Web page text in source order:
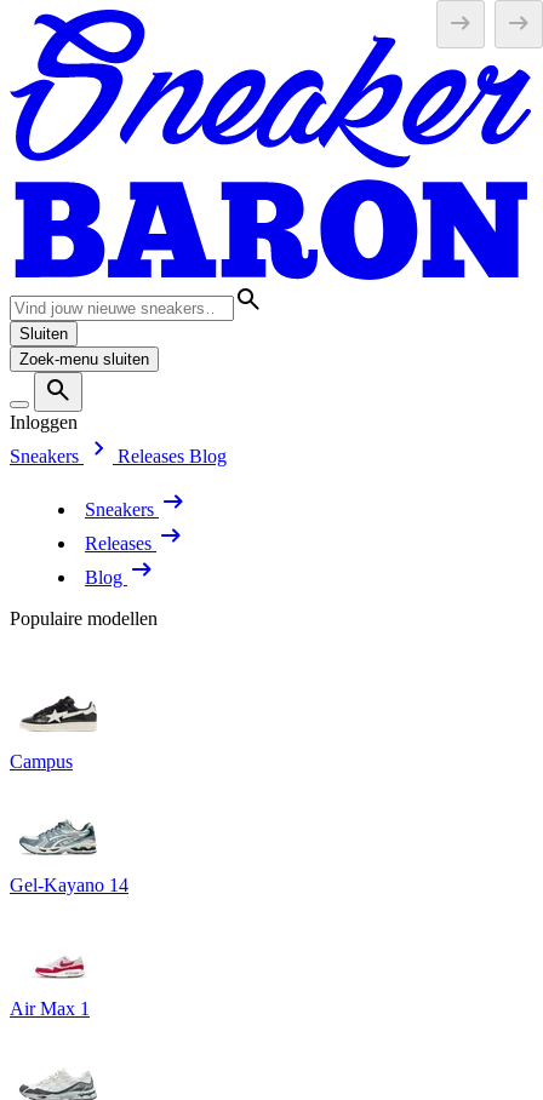
Sluiten
Zoek-menu sluiten
Inloggen
Sneakers
Releases Blog
Sneakers
Releases
Blog
Populaire modellen
Campus
Gel-Kayano 14
Air Max 1